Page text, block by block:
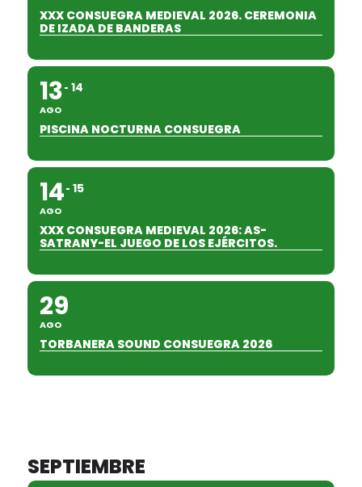
XXX CONSUEGRA MEDIEVAL 2026. CEREMONIA
DE IZADA DE BANDERAS
13
AGO
14
PISCINA NOCTURNA CONSUEGRA
14
AGO
15
XXX CONSUEGRA MEDIEVAL 2026: AS-
SATRANY-EL JUEGO DE LOS EJÉRCITOS.
29
AGO
TORBANERA SOUND CONSUEGRA 2026
SEPTIEMBRE